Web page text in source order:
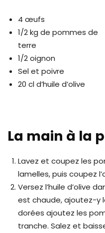
4 œufs
1/2 kg de pommes de
terre
1/2 oignon
Sel et poivre
20 cl d’huile d’olive
La main à la
Lavez et coupez les
lamelles, puis coupez
Versez l’huile d’olive
est chaude, ajoutez-y
dorées ajoutez les
tranche. Salez et